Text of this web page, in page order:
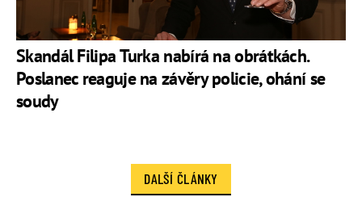
Skandál Filipa Turka nabírá na obrátkách.
Poslanec reaguje na závěry policie, ohání se
soudy
DALŠÍ ČLÁNKY